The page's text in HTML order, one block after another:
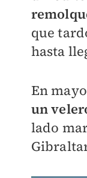
que
hasta
En
un
lado